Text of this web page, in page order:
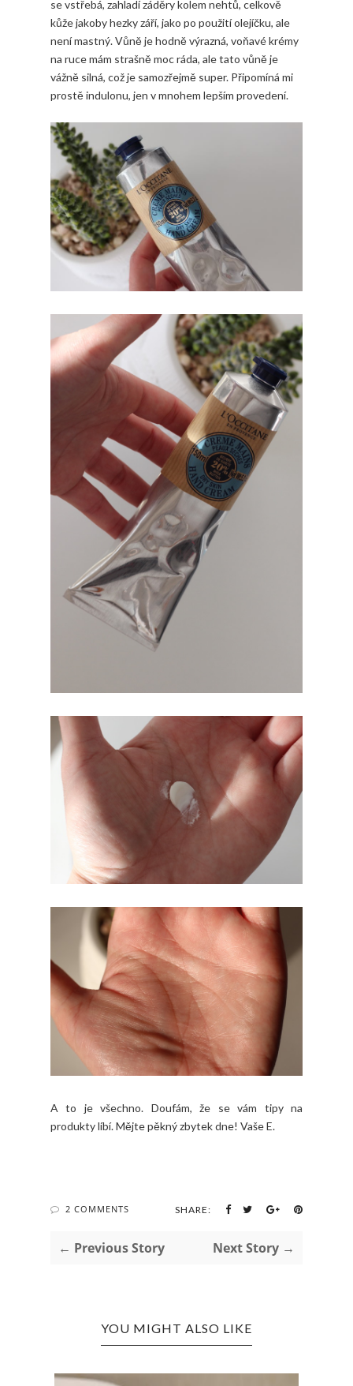
se vstřebá, zahladí záděry kolem nehtů, celkově
kůže jakoby hezky září, jako po použití olejíčku, ale
není mastný. Vůně je hodně výrazná, voňavé krémy
na ruce mám strašně moc ráda, ale tato vůně je
vážně silná, což je samozřejmě super. Připomíná mi
prostě indulonu, jen v mnohem lepším provedení.
A to je všechno. Doufám, že se vám tipy na
produkty líbí. Mějte pěkný zbytek dne! Vaše E.
2 COMMENTS SHARE:
← Previous Story Next Story →
YOU MIGHT ALSO LIKE